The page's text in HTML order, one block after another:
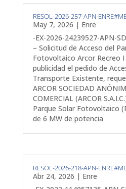
RESOL-2026-257-APN-
May 7, 2026 | Enre
-EX-2026-24239527-APN-
– Solicitud de Acceso del
Fotovoltaico Arcor Recreo I
publicidad el pedido de
Transporte Existente,
ARCOR SOCIEDAD
COMERCIAL (ARCOR
Parque Solar Fotovoltaico
de 6 MW de potencia
RESOL-2026-218-APN-
Abr 24, 2026 | Enre